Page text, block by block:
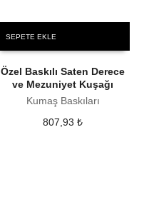
SEPETE EKLE
Özel Baskılı Saten Derece
ve Mezuniyet Kuşağı
Kumaş Baskıları
807,93₺